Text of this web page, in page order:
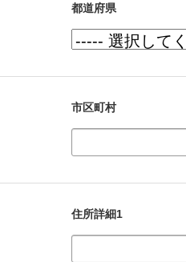
都道府県
市区町村
住所詳細1